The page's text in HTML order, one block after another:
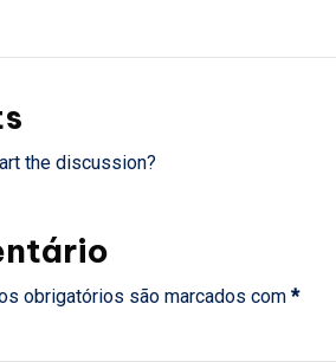
the discussion?
obrigatórios são marcados com *